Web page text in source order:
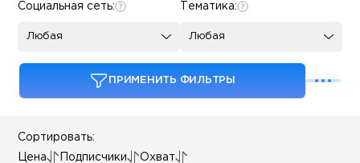
Тематика:
Любая
Социальная сеть:
Любая
ПРИМЕНИТЬ ФИЛЬТРЫ
Сортировать:
Цена Подписчики Охват